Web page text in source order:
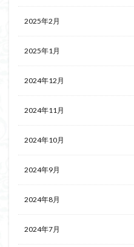
2025年2月
2025年1月
2024年12月
2024年11月
2024年10月
2024年9月
2024年8月
2024年7月